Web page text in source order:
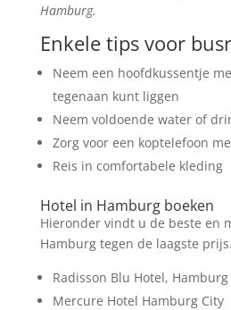
Hamburg.
Enkele tips voor
Neem een hoofdkussentje
tegenaan kunt liggen
Neem voldoende water of
Zorg voor een koptelefoon
Reis in comfortabele kleding
Hotel in Hamburg boeken
Hieronder vindt u de beste en
Hamburg tegen de laagste prijs.
Radisson Blu Hotel, Hamburg
Mercure Hotel Hamburg City